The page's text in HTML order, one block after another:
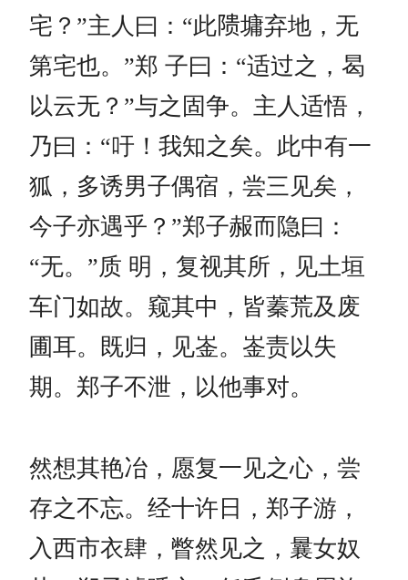
宅？”主人曰：“此𬯎墉弃地，无
第宅也。”郑 子曰：“适过之，曷
以云无？”与之固争。主人适悟，
乃曰：“吁！我知之矣。此中有一
狐，多诱男子偶宿，尝三见矣，
今子亦遇乎？”郑子赧而隐曰：
“无。”质 明，复视其所，见土垣
车门如故。窥其中，皆蓁荒及废
圃耳。既归，见崟。崟责以失
期。郑子不泄，以他事对。
然想其艳冶，愿复一见之心，尝
存之不忘。经十许日，郑子游，
入西市衣肆，瞥然见之，曩女奴